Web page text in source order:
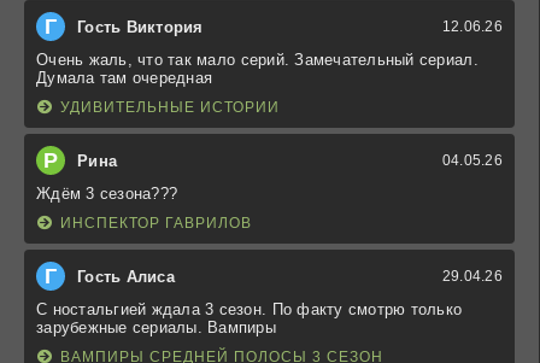
Г Гость Виктория 12.06.26
Очень жаль, что так мало серий. Замечательный сериал.
Думала там очередная
УДИВИТЕЛЬНЫЕ ИСТОРИИ
Р Рина 04.05.26
Ждём 3 сезона???
ИНСПЕКТОР ГАВРИЛОВ
Г Гость Алиса 29.04.26
С ностальгией ждала 3 сезон. По факту смотрю только
зарубежные сериалы. Вампиры
ВАМПИРЫ СРЕДНЕЙ ПОЛОСЫ 3 СЕЗОН